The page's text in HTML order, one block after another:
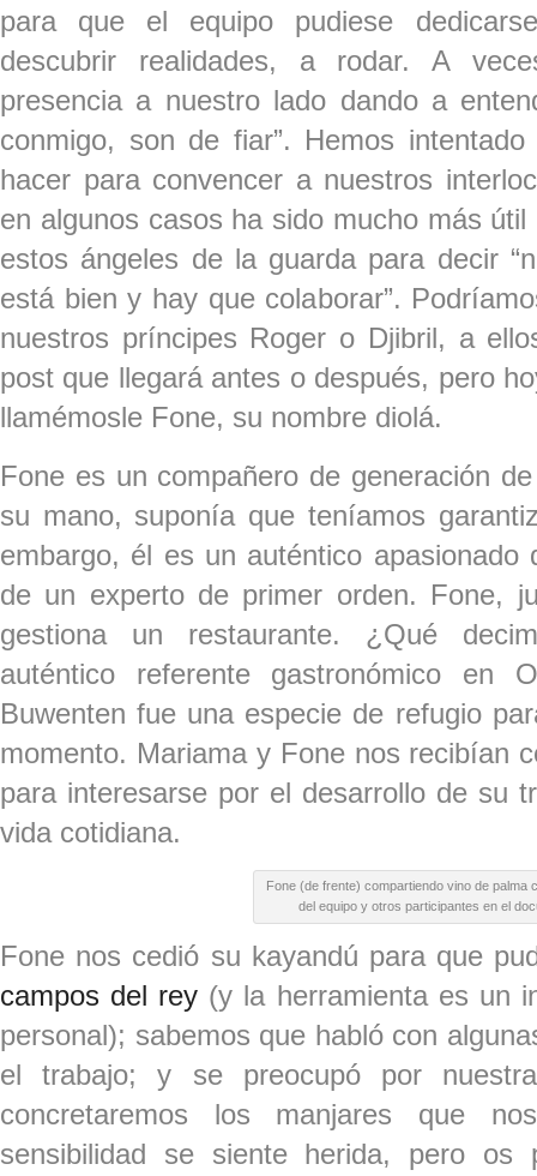
para que el equipo pudiese
descubrir realidades, a rodar. A
presencia a nuestro lado dando a
conmigo, son de fiar”. Hemos
hacer para convencer a nuestros
en algunos casos ha sido mucho más
estos ángeles de la guarda para decir
está bien y hay que colaborar”.
nuestros príncipes Roger o Djibril, a
post que llegará antes o después, pero
llamémosle Fone, su nombre diolá.
Fone es un compañero de generación
su mano, suponía que teníamos
embargo, él es un auténtico apasionado
de un experto de primer orden. Fone,
gestiona un restaurante. ¿Qué
auténtico referente gastronómico en
Buwenten fue una especie de refugio
momento. Mariama y Fone nos recibían
para interesarse por el desarrollo de su
vida cotidiana.
Fone (de frente) compartiendo vino de palma
del equipo y otros participantes en el
Fone nos cedió su kayandú para que
campos del rey (y la herramienta es un
personal); sabemos que habló con
el trabajo; y se preocupó por
concretaremos los manjares que
sensibilidad se siente herida, pero os